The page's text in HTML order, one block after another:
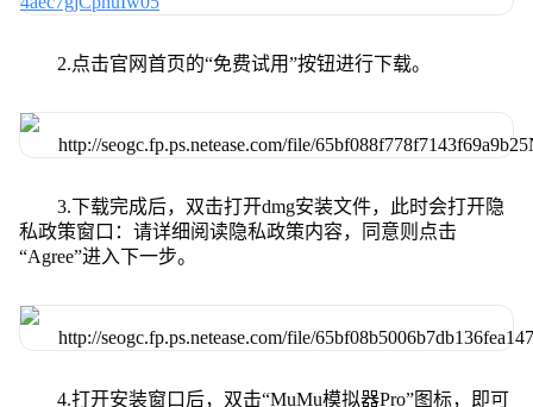
2.点击官网首页的“免费试用”按钮进行下载。
3.下载完成后，双击打开dmg安装文件，此时会打开隐
私政策窗口：请详细阅读隐私政策内容，同意则点击
“Agree”进入下一步。
4.打开安装窗口后，双击“MuMu模拟器Pro”图标，即可